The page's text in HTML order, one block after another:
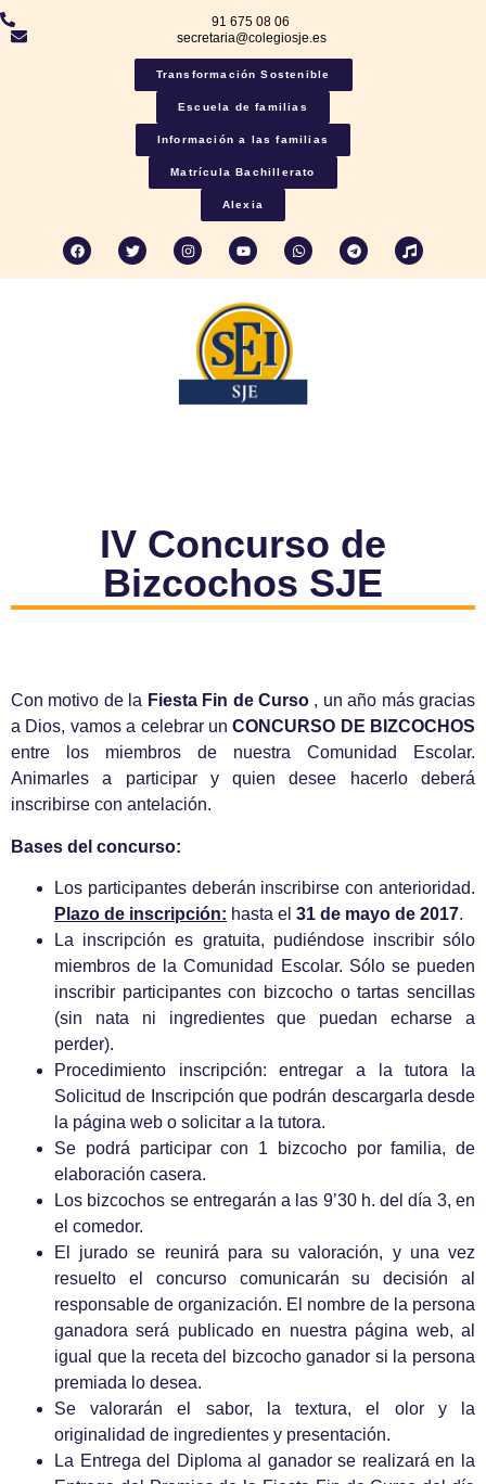
91 675 08 06
secretaria@colegiosje.es
Transformación Sostenible
Escuela de familias
Información a las familias
Matrícula Bachillerato
Alexia
IV Concurso de
Bizcochos SJE
Con motivo de la Fiesta Fin de Curso, un año más gracias
a Dios, vamos a celebrar unCONCURSO DE BIZCOCHOS
entre los miembros de nuestra Comunidad Escolar.
Animarles a participar y quien desee hacerlo deberá
inscribirse con antelación.
Bases del concurso:
Los participantes deberán inscribirse con anterioridad.
Plazo de inscripción: hasta el 31 de mayo de 2017.
La inscripción es gratuita, pudiéndose inscribir sólo
miembros de la Comunidad Escolar. Sólo se pueden
inscribir participantes con bizcocho o tartas sencillas
(sin nata ni ingredientes que puedan echarse a
perder).
Procedimiento inscripción: entregar a la tutora la
Solicitud de Inscripción que podrán descargarla desde
la página web o solicitar a la tutora.
Se podrá participar con 1 bizcocho por familia, de
elaboración casera.
Los bizcochos se entregarán a las 9’30 h. del día 3, en
el comedor.
El jurado se reunirá para su valoración, y una vez
resuelto el concurso comunicarán su decisión al
responsable de organización. El nombre de la persona
ganadora será publicado en nuestra página web, al
igual que la receta del bizcocho ganador si la persona
premiada lo desea.
Se valorarán el sabor, la textura, el olor y la
originalidad de ingredientes y presentación.
La Entrega del Diploma al ganador se realizará en la